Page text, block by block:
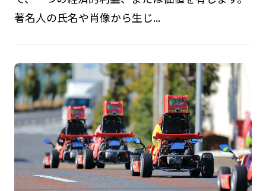
著名人の氏名や肖像から生じ...